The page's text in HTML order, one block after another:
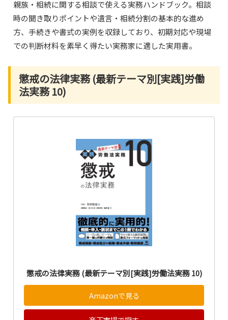
親族・相続に関する相談で使える実務ハンドブック。相談
時の聞き取りポイントや遺言・相続分割の基本的な進め
方、手続きや書式の実例を収録しており、初期対応や現場
での判断材料を素早く得たい実務家に適した実用書。
懲戒の法律実務 (最新テーマ別[実践]労働
法実務 10)
懲戒の法律実務 (最新テーマ別[実践]労働法実務 10)
Amazonで見る